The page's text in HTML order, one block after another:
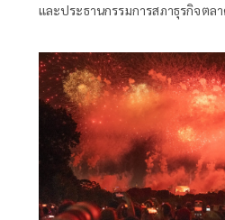
และประธานกรรมการสภาธุรกิจตล